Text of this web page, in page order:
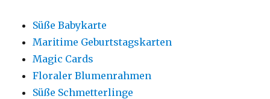
Süße Babykarte
Maritime Geburtstagskarten
Magic Cards
Floraler Blumenrahmen
Süße Schmetterlinge